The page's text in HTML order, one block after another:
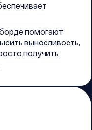
помогают
выносливость,
получить